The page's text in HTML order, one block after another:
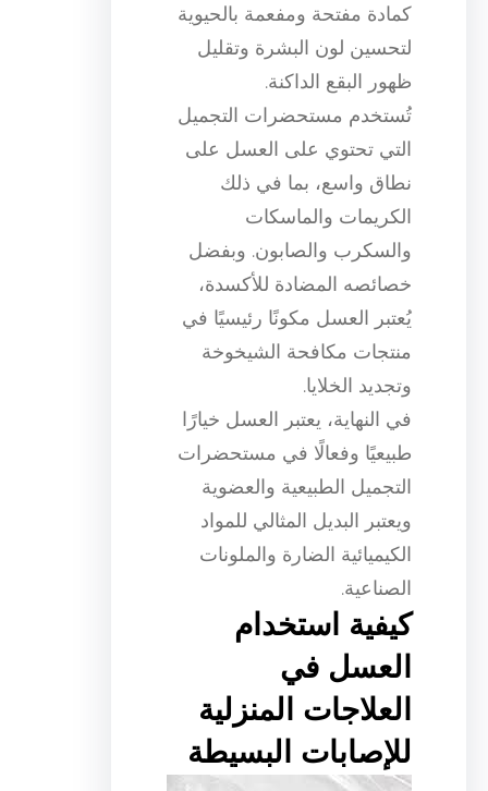
كمادة مفتحة ومفعمة بالحيوية
لتحسين لون البشرة وتقليل
ظهور البقع الداكنة.
تُستخدم مستحضرات التجميل
التي تحتوي على العسل على
نطاق واسع، بما في ذلك
الكريمات والماسكات
والسكرب والصابون. وبفضل
خصائصه المضادة للأكسدة،
يُعتبر العسل مكونًا رئيسيًا في
منتجات مكافحة الشيخوخة
وتجديد الخلايا.
في النهاية، يعتبر العسل خيارًا
طبيعيًا وفعالًا في مستحضرات
التجميل الطبيعية والعضوية
ويعتبر البديل المثالي للمواد
الكيميائية الضارة والملونات
الصناعية.
كيفية استخدام
العسل في
العلاجات المنزلية
للإصابات البسيطة